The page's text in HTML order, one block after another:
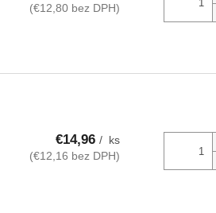
(€12,80 bez DPH)
€14,96/ ks
(€12,16 bez DPH)